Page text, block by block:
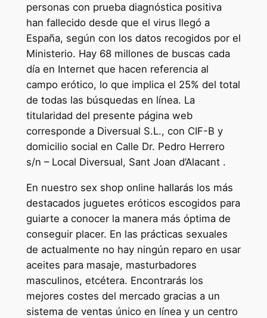
personas con prueba diagnóstica positiva
han fallecido desde que el virus llegó a
España, según con los datos recogidos por el
Ministerio. Hay 68 millones de buscas cada
día en Internet que hacen referencia al
campo erótico, lo que implica el 25% del total
de todas las búsquedas en línea. La
titularidad del presente página web
corresponde a Diversual S.L., con CIF-B y
domicilio social en Calle Dr. Pedro Herrero
s/n – Local Diversual, Sant Joan d’Alacant .
En nuestro sex shop online hallarás los más
destacados juguetes eróticos escogidos para
guiarte a conocer la manera más óptima de
conseguir placer. En las prácticas sexuales
de actualmente no hay ningún reparo en usar
aceites para masaje, masturbadores
masculinos, etcétera. Encontrarás los
mejores costes del mercado gracias a un
sistema de ventas único en línea y un centro